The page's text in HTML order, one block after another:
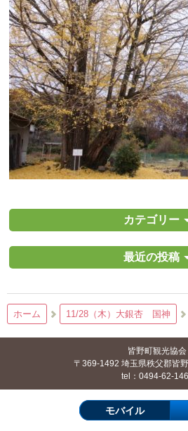
カテゴリー
最近の投稿
ホーム 11/28（木）大銀杏 国神
皆野町観光協会
〒369-1492 埼玉県秩父郡皆
tel：0494-62-
モバイル